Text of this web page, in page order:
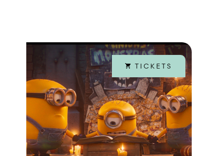
TICKETS